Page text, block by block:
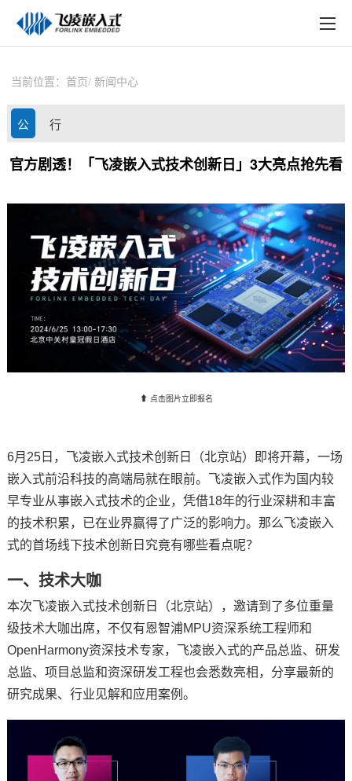
技术与支持
在线文档
方案定制
关于飞凌
天猫商城
新闻中心
在线购买
当前位置： 首页 新闻中心
公
司
行
业
官方剧透！「飞凌嵌入式技术创新日」3大亮点抢先看
⬆ 点击图片立即报名
6月25日， 飞凌嵌入式技术创新日（北京站）即将开幕，一场
嵌入式前沿科技的高端局就在眼前。 飞凌嵌入式作为国内较
早专业从事嵌入式技术的企业，凭借18年的行业深耕和丰富
的技术积累，已在业界赢得了广泛的影响力。那么飞凌嵌入
式的首场线下技术创新日究竟有哪些看点呢？
一、技术大咖
本次飞凌嵌入式技术创新日（北京站），邀请到了多位重量
级技术大咖出席，不仅有恩智浦MPU资深系统工程师和
OpenHarmony资深技术专家，飞凌嵌入式的产品总监、研发
总监、项目总监和资深研发工程也会悉数亮相，分享最新的
研究成果、行业见解和应用案例。